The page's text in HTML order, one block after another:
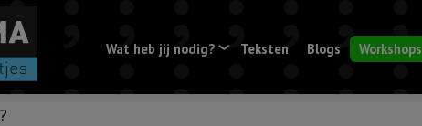
Wat heb jij nodig? Teksten Blogs Workshops